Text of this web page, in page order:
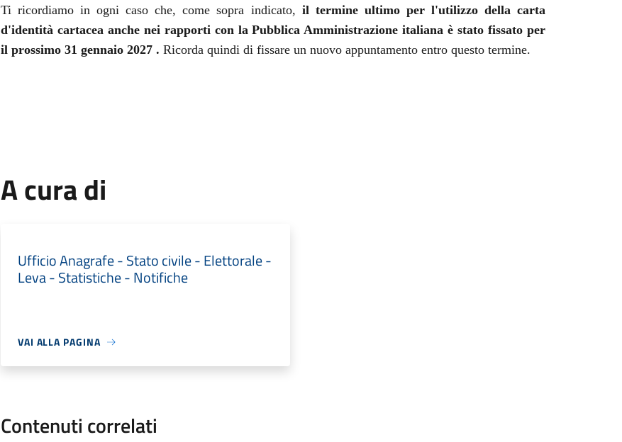
Ti ricordiamo in ogni caso che, come sopra indicato, il termine ultimo per l'utilizzo della carta
d'identità cartacea anche nei rapporti con la Pubblica Amministrazione italiana è stato fissato per
il prossimo 31 gennaio 2027 . Ricorda quindi di fissare un nuovo appuntamento entro questo termine.
A cura di
Ufficio Anagrafe - Stato civile - Elettorale -
Leva - Statistiche - Notifiche
VAI ALLA PAGINA
Contenuti correlati